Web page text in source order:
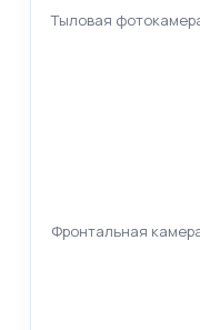
Тыловая
Фронтальная